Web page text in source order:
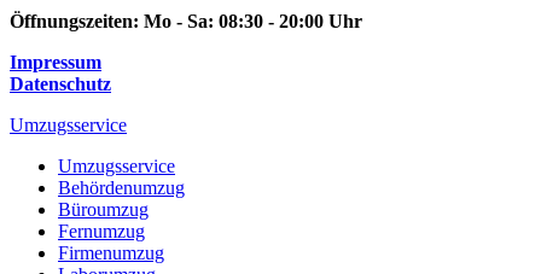
Öffnungszeiten: Mo - Sa: 08:30 - 20:00 Uhr
Impressum
Datenschutz
Umzugsservice
Umzugsservice
Behördenumzug
Büroumzug
Fernumzug
Firmenumzug